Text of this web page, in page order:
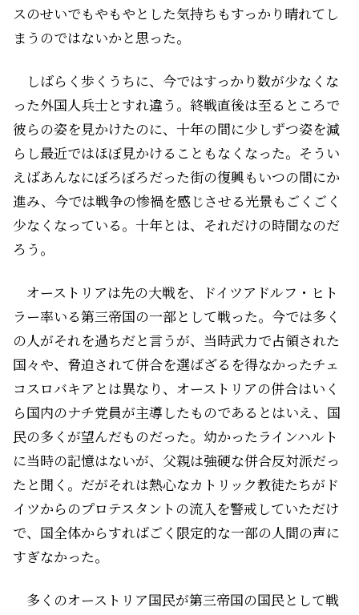
スのせいでもやもやとした気持ちもすっかり晴れてし
まうのではないかと思った。
しばらく歩くうちに、今ではすっかり数が少なくな
った外国人兵士とすれ違う。終戦直後は至るところで
彼らの姿を見かけたのに、十年の間に少しずつ姿を減
らし最近ではほぼ見かけることもなくなった。そうい
えばあんなにぼろぼろだった街の復興もいつの間にか
進み、今では戦争の惨禍を感じさせる光景もごくごく
少なくなっている。十年とは、それだけの時間なのだ
ろう。
オーストリアは先の大戦を、ドイツ――アドルフ・ヒト
ラー率いる第三帝国の一部として戦った。今では多く
の人がそれを過ちだと言うが、当時武力で占領された
国々や、脅迫されて併合を選ばざるを得なかったチェ
コスロバキアとは異なり、オーストリアの併合はいく
ら国内のナチ党員が主導したものであるとはいえ、国
民の多くが望んだものだった。幼かったラインハルト
に当時の記憶はないが、父親は強硬な併合反対派だっ
たと聞く。だがそれは熱心なカトリック教徒たちがド
イツからのプロテスタントの流入を警戒していただけ
で、国全体からすればごく限定的な一部の人間の声に
すぎなかった。
多くのオーストリア国民が第三帝国の国民として戦